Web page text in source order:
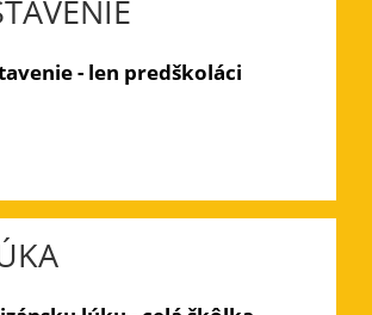
- len predškoláci